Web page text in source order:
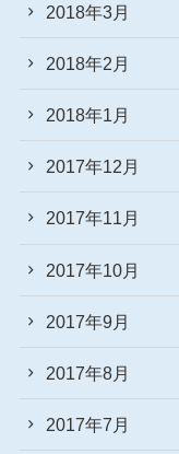
2018年3月
2018年2月
2018年1月
2017年12月
2017年11月
2017年10月
2017年9月
2017年8月
2017年7月